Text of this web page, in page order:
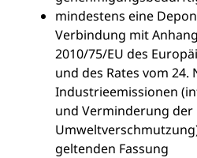
mindestens eine
Verbindung mit
2010/75/EU des
und des Rates vom
Industrieemissionen
und Verminderung der
geltenden Fassung